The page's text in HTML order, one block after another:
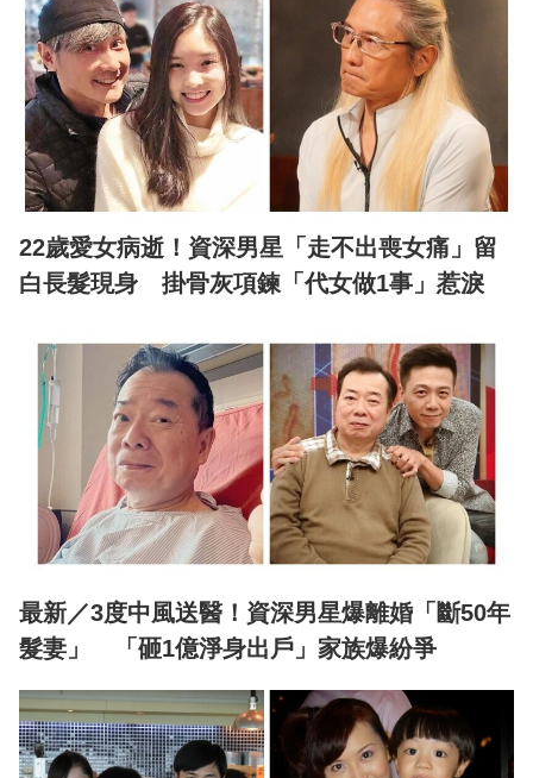
22歲愛女病逝！資深男星「走不出喪女痛」留
白長髮現身 掛骨灰項鍊「代女做1事」惹淚
最新／3度中風送醫！資深男星爆離婚「斷50年
髮妻」 「砸1億淨身出戶」家族爆紛爭